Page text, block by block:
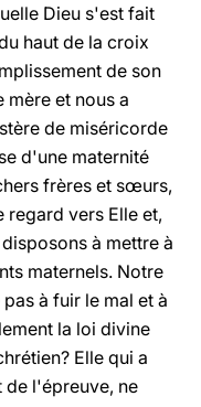
Dieu s'est fait
haut de la croix
de son
et nous a
de miséricorde
d'une maternité
frères et sœurs,
regard vers Elle et,
à mettre à
maternels. Notre
à fuir le mal et à
la loi divine
Elle qui a
l'épreuve, ne